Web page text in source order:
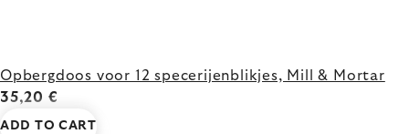
Opbergdoos voor 12 specerijenblikjes, Mill & Mortar
35,20 €
ADD TO CART